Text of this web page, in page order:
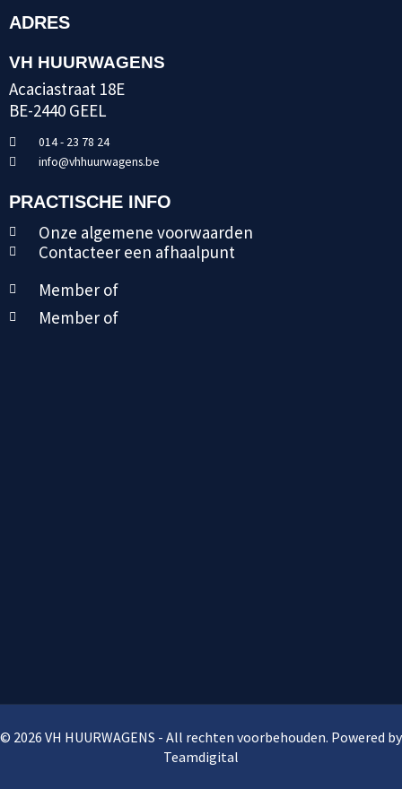
ADRES
VH HUURWAGENS
Acaciastraat 18E
BE-2440 GEEL
014 - 23 78 24
info@vhhuurwagens.be
PRACTISCHE INFO
Onze algemene voorwaarden
Contacteer een afhaalpunt
Member of
Member of
© 2026 VH HUURWAGENS - All rechten voorbehouden. Powered by
Teamdigital